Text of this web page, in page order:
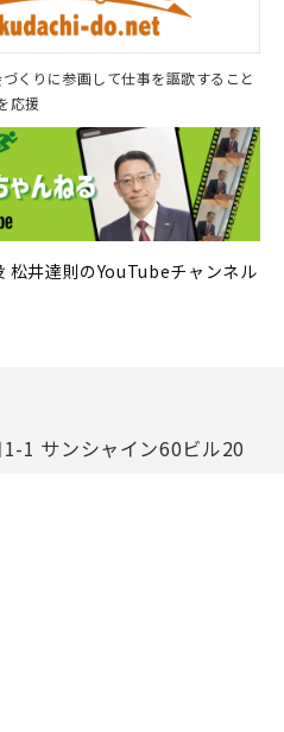
くりに参画して仕事を謳歌すること
応援
松井達則のYouTubeチャンネル
1 サンシャイン60ビル20